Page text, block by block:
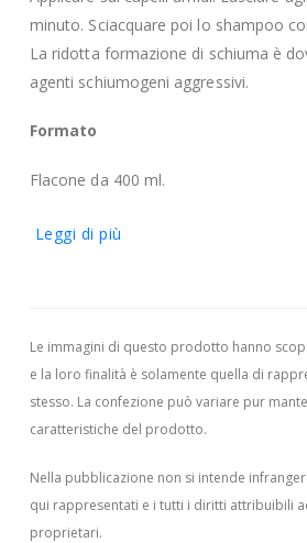
minuto. Sciacquare poi lo shampoo
La ridotta formazione di schiuma è
agenti schiumogeni aggressivi.
Formato
Flacone da 400 ml.
Leggi di più
Le immagini di questo prodotto hanno
e la loro finalità è solamente quella di
stesso. La confezione può variare pur
caratteristiche del prodotto.
Nella pubblicazione non si intende
qui rappresentati e i tutti i diritti attribuibili
proprietari.